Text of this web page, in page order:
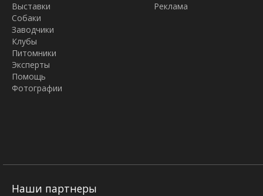
Выставки
Собаки
Заводчики
Клубы
Питомники
Эксперты
Помощь
Фотографии
Реклама
Наши партнеры